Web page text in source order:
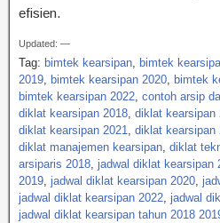
efisien.
Updated: —
Tag: bimtek kearsipan bimtek
2019 bimtek kearsipan 2020 bimtek
bimtek kearsipan 2022 contoh arsip
diklat kearsipan 2018 diklat kearsipan
diklat kearsipan 2021
diklat kearsipan
diklat manajemen kearsipan diklat
arsiparis 2018 jadwal diklat kearsipan
2019 jadwal diklat kearsipan 2020
jadwal diklat kearsipan 2022 jadwal
jadwal diklat kearsipan tahun 2018